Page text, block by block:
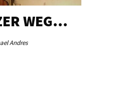
WEG…
Andres